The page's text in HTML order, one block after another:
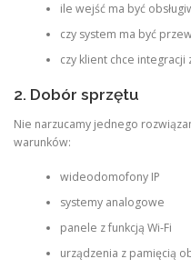
ile wejść ma być
czy system ma być
czy klient chce
2. Dobór sprzętu
Nie narzucamy jednego
warunków:
wideodomofony IP
systemy analogowe
panele z funkcją Wi-Fi
urządzenia z pamięcią